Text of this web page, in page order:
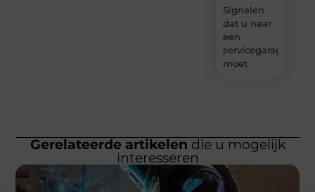
Signalen
dat u naar
een
servicegarage
moet
Gerelateerde artikelen die u mogelijk
interesseren